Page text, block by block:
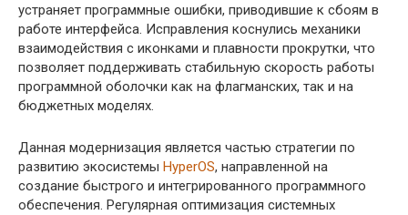
устраняет программные ошибки, приводившие к сбоям в
работе интерфейса. Исправления коснулись механики
взаимодействия с иконками и плавности прокрутки, что
позволяет поддерживать стабильную скорость работы
программной оболочки как на флагманских, так и на
бюджетных моделях.
Данная модернизация является частью стратегии по
развитию экосистемы HyperOS, направленной на
создание быстрого и интегрированного программного
обеспечения. Регулярная оптимизация системных